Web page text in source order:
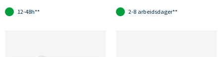
12-48h** 2-8 arbeidsdager**